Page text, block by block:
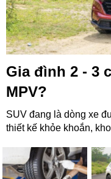
Gia đình 2 - 3
MPV?
SUV đang là dòng xe
thiết kế khỏe khoắn,